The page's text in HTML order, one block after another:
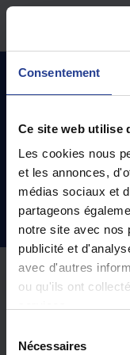
Consentement
Ce site web utilise
Les cookies nous
et les annonces,
médias sociaux et
partageons
notre site avec nos
publicité et
avec d'autres
ou qu'ils ont
Nécessaires
Passer au contenu
Accueil Base de connaissances
Nouvelle
2026 (12)
Application